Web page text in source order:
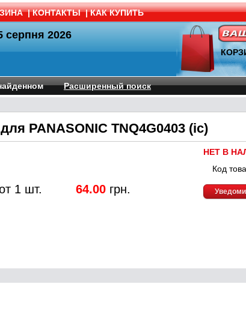
| КОНТАКТЫ | КАК КУПИТЬ
серпня 2026
Расширенный поиск
PANASONIC TNQ4G0403 (ic)
1 шт. 64.00 грн.
НЕТ В
Код